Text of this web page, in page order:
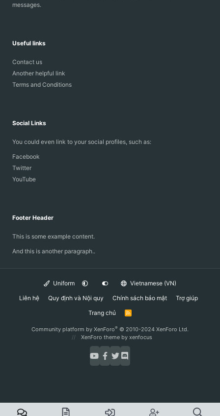
messages.
Useful links
Contact us
Another helpful link
Terms and Conditions
Social Links
You could even link to your social profiles, such as:
Facebook
Twitter
YouTube
Footer Header
This is some example content.
And this is another paragraph..
Uniform
Vietnamese (VN)
Liên hệ
Quy định và Nội quy Chính sách bảo mật
Trợ giúp
Trang chủ
R
Community platform by XenForo® © 2010-2024 XenForo Ltd.
XenForo theme by xenfocus